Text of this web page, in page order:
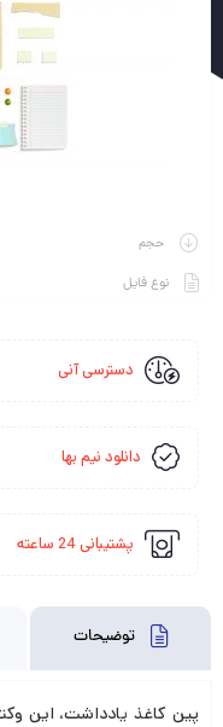
حجم
نوع فایل
دسترسی آنی
دانلود نیم بها
پشتیبانی 24 ساعته
توضیحات
پین کاغذ یادداشت، این